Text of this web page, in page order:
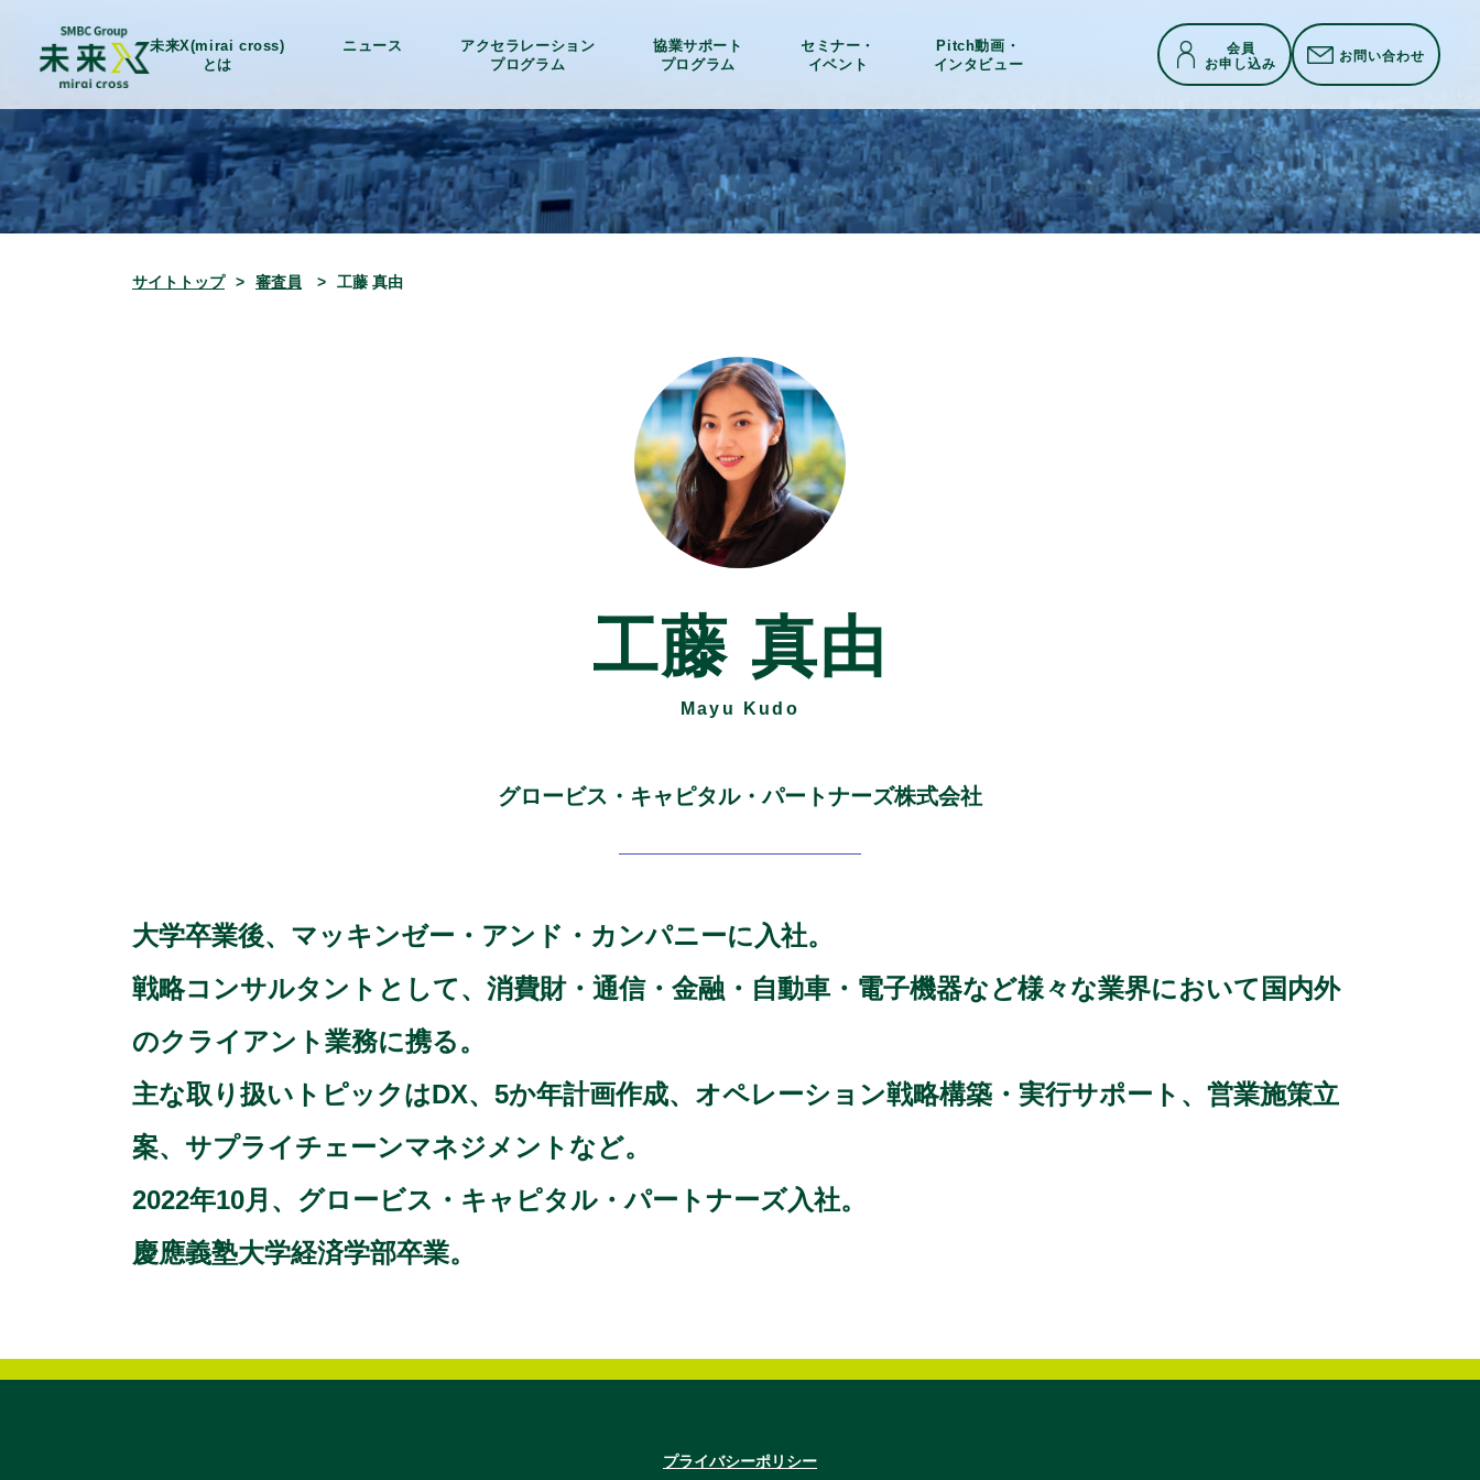
未来X(mirai cross)
とは
ニュース
アクセラレーション
プログラム
協業サポート
プログラム
セミナー・
イベント
Pitch動画・
インタビュー
会員
お申し込み お問い合わせ
サイトトップ 審査員 工藤 真由
工藤 真由
Mayu Kudo
グロービス・キャピタル・パートナーズ株式会社
大学卒業後、マッキンゼー・アンド・カンパニーに入社。
戦略コンサルタントとして、消費財・通信・金融・自動車・電子機器など様々な業界において国内外
のクライアント業務に携る。
主な取り扱いトピックはDX、5か年計画作成、オペレーション戦略構築・実行サポート、営業施策立
案、サプライチェーンマネジメントなど。
2022年10月、グロービス・キャピタル・パートナーズ入社。
慶應義塾大学経済学部卒業。
プライバシーポリシー